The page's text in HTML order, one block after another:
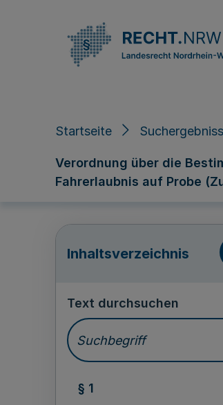
Startseite
Verordnung über die
Fahrerlaubnis auf Probe
Inhaltsverzeichnis
Text durchsuchen
§ 1